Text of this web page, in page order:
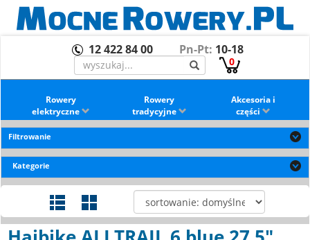
12 422 84 00 Pn-Pt: 10-18
0
Rowery
elektryczne
Rowery
tradycyjne
Akcesoria i
części
Filtrowanie
Kategorie